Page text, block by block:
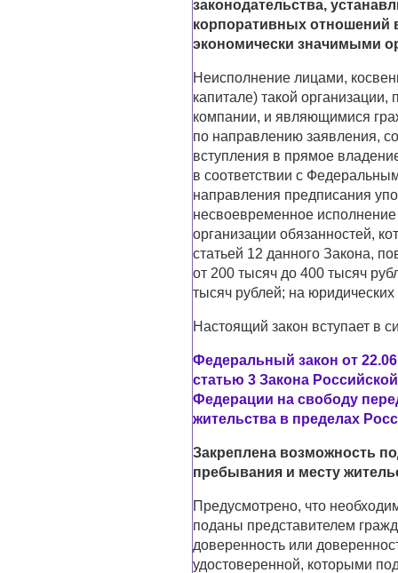
законодательства,
корпоративных отношений
экономически значимыми
Неисполнение лицами,
капитале) такой
компании, и являющимися
по направлению заявления,
вступления в прямое
в соответствии с
направления предписания
несвоевременное
организации обязанностей,
статьей 12 данного Закона,
от 200 тысяч до 400 тысяч
тысяч рублей; на
Настоящий закон вступает в
Федеральный закон от
статью 3 Закона
Федерации на свободу
жительства в пределах
Закреплена возможность
пребывания и месту
Предусмотрено, что
поданы представителем
доверенность или
удостоверенной, которыми